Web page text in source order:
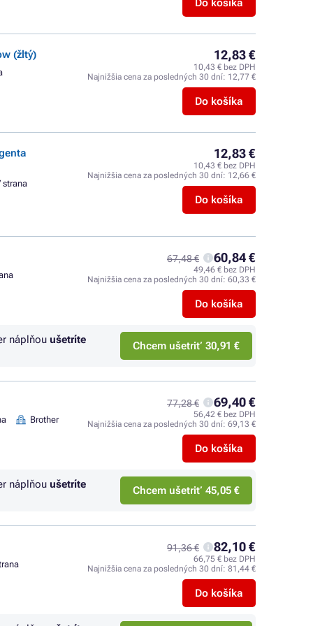
Do košíka
(žltý) 12,83 €
10,43 € bez DPH
Najnižšia cena za posledných 30 dní: 12,77 €
Do košíka
strana
12,83 €
10,43 € bez DPH
Najnižšia cena za posledných 30 dní: 12,66 €
Do košíka
67,48 € 60,84 €
49,46 € bez DPH
Najnižšia cena za posledných 30 dní: 60,33 €
Do košíka
náplňou ušetríte Chcem ušetriť 30,91 €
Brother
77,28 € 69,40 €
56,42 € bez DPH
Najnižšia cena za posledných 30 dní: 69,13 €
Do košíka
náplňou ušetríte Chcem ušetriť 45,05 €
91,36 € 82,10 €
66,75 € bez DPH
Najnižšia cena za posledných 30 dní: 81,44 €
Do košíka